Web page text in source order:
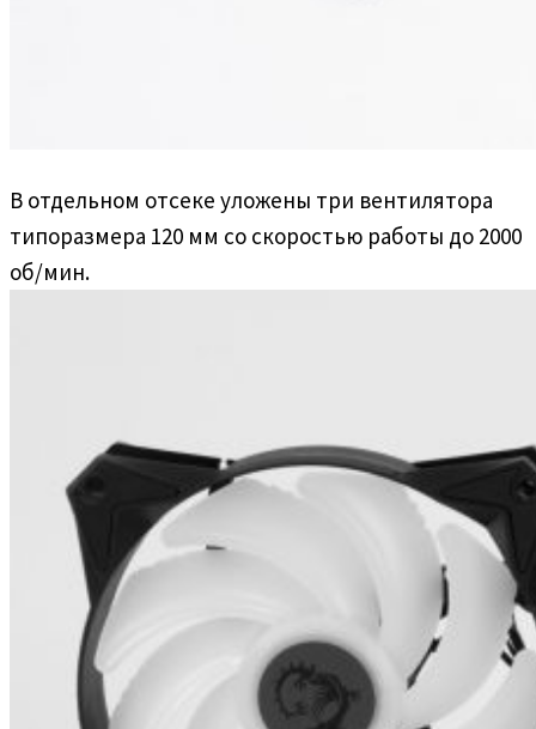
В отдельном отсеке уложены три вентилятора
типоразмера 120 мм со скоростью работы до 2000
об/мин.